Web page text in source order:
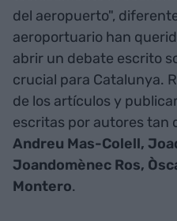
del aeropuerto",
aeroportuario han
abrir un debate escrito
crucial para Catalunya.
de los artículos y
escritas por autores tan
Andreu Mas-Colell,
Joandomènec Ros,
Montero.